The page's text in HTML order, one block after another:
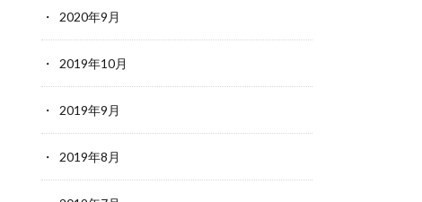
2020年9月
2019年10月
2019年9月
2019年8月